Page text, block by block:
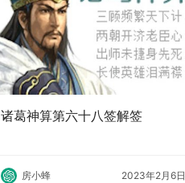
诸葛神算第六十八签解签
房小蜂 2023年2月6日